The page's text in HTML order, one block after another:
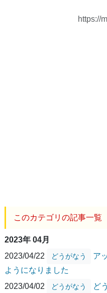
https://
このカテゴリの記事一覧
2023年 04月
2023/04/22
どうがなう
ア
ようになりました
2023/04/02
どうがなう
ど